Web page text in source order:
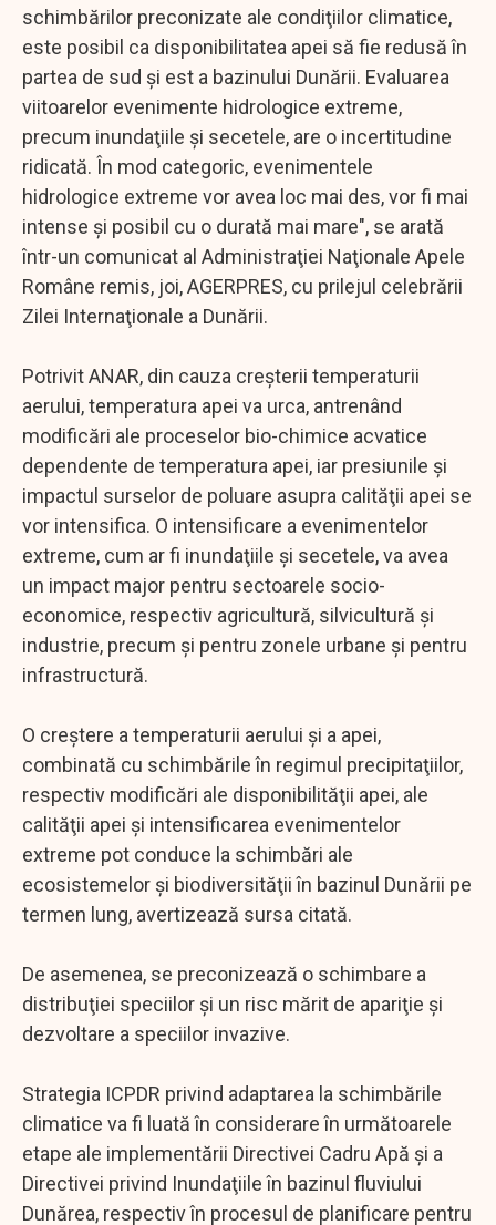
schimbărilor preconizate ale condiţiilor climatice,
este posibil ca disponibilitatea apei să fie redusă în
partea de sud şi est a bazinului Dunării. Evaluarea
viitoarelor evenimente hidrologice extreme,
precum inundaţiile şi secetele, are o incertitudine
ridicată. În mod categoric, evenimentele
hidrologice extreme vor avea loc mai des, vor fi mai
intense şi posibil cu o durată mai mare", se arată
într-un comunicat al Administraţiei Naţionale Apele
Române remis, joi, AGERPRES, cu prilejul celebrării
Zilei Internaţionale a Dunării.
Potrivit ANAR, din cauza creşterii temperaturii
aerului, temperatura apei va urca, antrenând
modificări ale proceselor bio-chimice acvatice
dependente de temperatura apei, iar presiunile şi
impactul surselor de poluare asupra calităţii apei se
vor intensifica. O intensificare a evenimentelor
extreme, cum ar fi inundaţiile şi secetele, va avea
un impact major pentru sectoarele socio-
economice, respectiv agricultură, silvicultură şi
industrie, precum şi pentru zonele urbane şi pentru
infrastructură.
O creştere a temperaturii aerului şi a apei,
combinată cu schimbările în regimul precipitaţiilor,
respectiv modificări ale disponibilităţii apei, ale
calităţii apei şi intensificarea evenimentelor
extreme pot conduce la schimbări ale
ecosistemelor şi biodiversităţii în bazinul Dunării pe
termen lung, avertizează sursa citată.
De asemenea, se preconizează o schimbare a
distribuţiei speciilor şi un risc mărit de apariţie şi
dezvoltare a speciilor invazive.
Strategia ICPDR privind adaptarea la schimbările
climatice va fi luată în considerare în următoarele
etape ale implementării Directivei Cadru Apă şi a
Directivei privind Inundaţiile în bazinul fluviului
Dunărea, respectiv în procesul de planificare pentru